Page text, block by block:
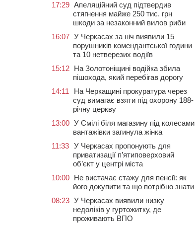
17:29 Апеляційний суд підтвердив
стягнення майже 250 тис. грн
шкоди за незаконний вилов риби
16:07 У Черкасах за ніч виявили 15
порушників комендантської години
та 10 нетверезих водіїв
15:12 На Золотоніщині водійка збила
пішохода, який перебігав дорогу
14:11
На Черкащині прокуратура через
суд вимагає взяти під охорону 188-
річну церкву
13:00 У Смілі біля магазину під колесами
вантажівки загинула жінка
11:33 У Черкасах пропонують для
приватизації п’ятиповерховий
об’єкт у центрі міста
10:00 Не вистачає стажу для пенсії: як
його докупити та що потрібно знати
08:23 У Черкасах виявили низку
недоліків у гуртожитку, де
проживають ВПО